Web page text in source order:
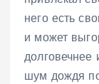
него есть
и может
долговечнее
шум дождя